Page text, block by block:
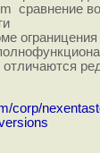
сравнение
corp/